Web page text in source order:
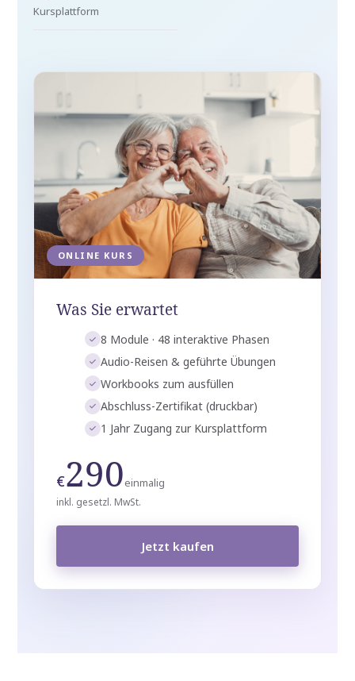
Kursplattform
ONLINE KURS
Was Sie erwartet
8 Module · 48 interaktive Phasen
Audio-Reisen & geführte Übungen
Workbooks zum ausfüllen
Abschluss-Zertifikat (druckbar)
1 Jahr Zugang zur Kursplattform
€290einmalig
inkl. gesetzl. MwSt.
Jetzt kaufen